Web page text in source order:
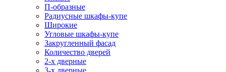
П-образные
Радиусные шкафы-купе
Широкие
Угловые шкафы-купе
Закругленный фасад
Количество дверей
2-х дверные
3-х дверные